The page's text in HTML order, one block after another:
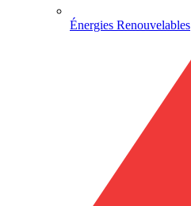
Énergies Renouvelables